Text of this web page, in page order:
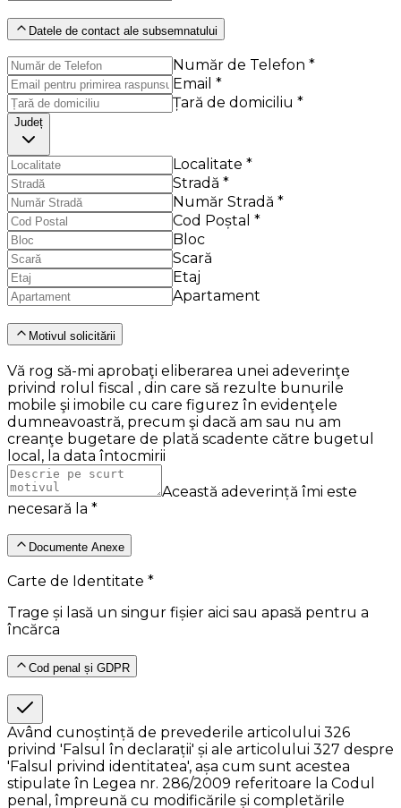
Datele de contact ale subsemnatului
Număr de Telefon *
Email *
Țară de domiciliu *
Județ
Localitate *
Stradă *
Număr Stradă *
Cod Poștal *
Bloc
Scară
Etaj
Apartament
Motivul solicitării
Vă rog să-mi aprobaţi eliberarea unei adeverinţe
privind rolul fiscal , din care să rezulte bunurile
mobile şi imobile cu care figurez în evidenţele
dumneavoastră, precum şi dacă am sau nu am
creanţe bugetare de plată scadente către bugetul
local, la data întocmirii
Această adeverință îmi este
necesară la *
Documente Anexe
Carte de Identitate *
Trage și lasă un singur fișier aici sau apasă pentru a
încărca
Cod penal și GDPR
Având cunoștință de prevederile articolului 326
privind 'Falsul în declarații' și ale articolului 327 despre
'Falsul privind identitatea', așa cum sunt acestea
stipulate în Legea nr. 286/2009 referitoare la Codul
penal, împreună cu modificările și completările